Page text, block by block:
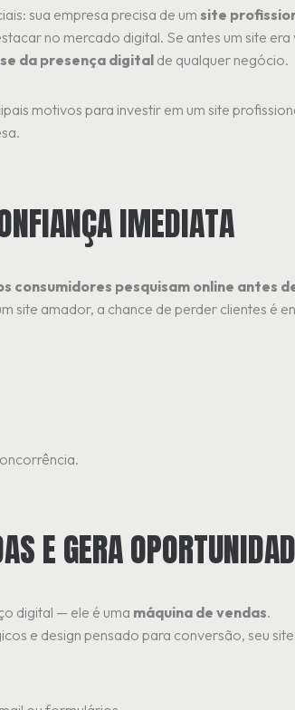
sua empresa precisa de um site
no mercado digital. Se antes um site era
da presença digitalde qualquer negócio.
motivos para investir em um site
IMEDIATA
consumidores pesquisam online antes
site amador, a chance de perder clientes é
E GERA
digital — ele é uma máquina de vendas.
e design pensado para conversão, seu